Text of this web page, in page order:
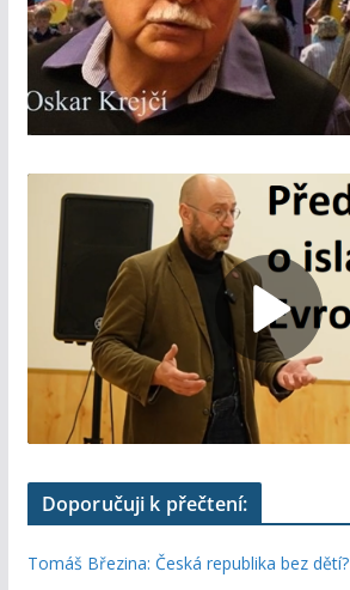
Doporučuji k přečtení:
Tomáš Březina: Česká republika bez dětí?